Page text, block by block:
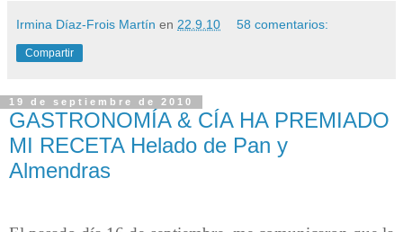
Irmina Díaz-Frois Martín en 22.9.10 58 comentarios:
Compartir
19 de septiembre de 2010
GASTRONOMÍA & CÍA HA PREMIADO
MI RECETA Helado de Pan y
Almendras